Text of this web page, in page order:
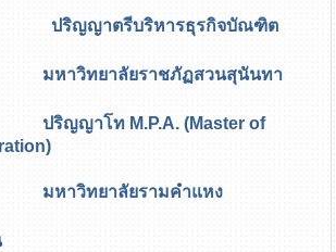
ญญาตรีบริหารธุรกิจบัณฑิต
ลัยราชภัฏสวนสุนันทา
M.P.A. (Master of
ลัยรามคำแหง